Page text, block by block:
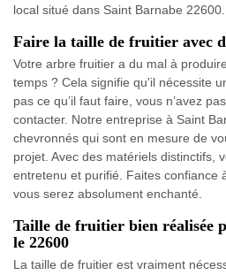
local situé dans Saint Barnabe 22600.
Faire la taille de fruitier avec
Votre arbre fruitier a du mal à
temps ? Cela signifie qu'il nécessite
pas ce qu’il faut faire, vous n’avez
contacter. Notre entreprise à Saint
chevronnés qui sont en mesure de
projet. Avec des matériels distinctifs,
entretenu et purifié. Faites confiance
vous serez absolument enchanté.
Taille de fruitier bien réalisée
le 22600
La taille de fruitier est vraiment